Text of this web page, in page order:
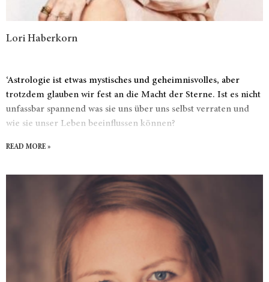
Lori Haberkorn
‘Astrologie ist etwas mystisches und geheimnisvolles, aber
trotzdem glauben wir fest an die Macht der Sterne. Ist es nicht
unfassbar spannend was sie uns über uns selbst verraten und
wie sie unser Leben beeinflussen können?
READ MORE »